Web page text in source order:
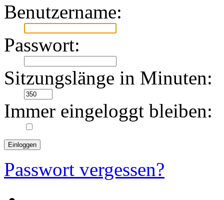
Benutzername:
Passwort:
Sitzungslänge in Minuten:
Immer eingeloggt bleiben:
Passwort vergessen?